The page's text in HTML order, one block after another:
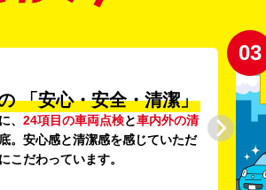
「安心・安全・清潔」
、 24項目の車両点検と車内外の清
。安心感と清潔感を感じていただ
こだわっています。
03